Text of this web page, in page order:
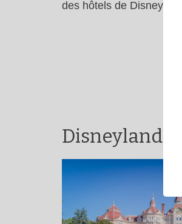
des hôtels de Disneyland
Disneyland